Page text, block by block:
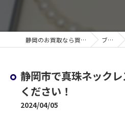
静岡のお買取なら買取大吉 新静岡店 ブログ
静岡市で真珠ネック
ください！
2024/04/05